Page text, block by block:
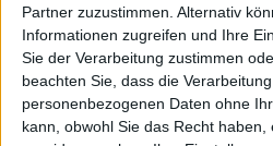
Partner zuzustimmen. Alternativ
Informationen zugreifen und Ihre
Sie der Verarbeitung zustimmen
beachten Sie, dass die
personenbezogenen Daten ohne
kann, obwohl Sie das Recht